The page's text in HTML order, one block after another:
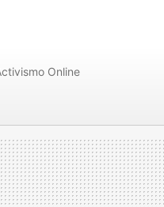
Online